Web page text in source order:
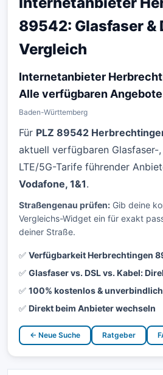
89542: Glasfaser &
Vergleich
Internetanbieter
Alle verfügbaren Angebote
Baden-Württemberg
Für PLZ 89542
aktuell verfügbaren Glasfaser-
LTE/5G-Tarife führender
Vodafone, 1&1.
Straßengenau prüfen: Gib deine
Vergleichs-Widget ein für exakt
deiner Straße.
✅ Verfügbarkeit Herbrechtingen
✅ Glasfaser vs. DSL vs. Kabel:
✅ 100% kostenlos & unverbindlich
✅ Direkt beim Anbieter wechseln
← Neue Suche Ratgeber